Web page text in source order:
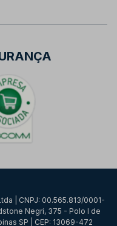
| CNPJ: 00.565.813/0001-
Negri, 375 - Polo I de
SP | CEP: 13069-472